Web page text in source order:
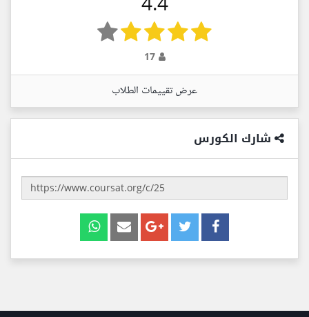
17
عرض تقييمات الطلاب
شارك الكورس